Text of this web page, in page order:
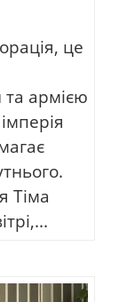
це
та армією
Тіма